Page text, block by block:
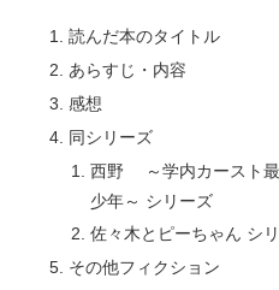
読んだ本のタイトル
あらすじ・内容
感想
同シリーズ
西野 ～学内カースト最
少年～ シリーズ
佐々木とピーちゃん シ
その他フィクション